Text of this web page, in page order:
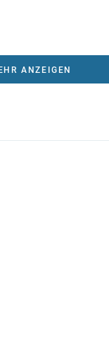
ANZEIGEN